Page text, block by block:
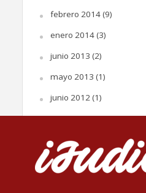
febrero 2014(9)
enero 2014(3)
junio 2013 (2)
mayo 2013 (1)
junio 2012(1)